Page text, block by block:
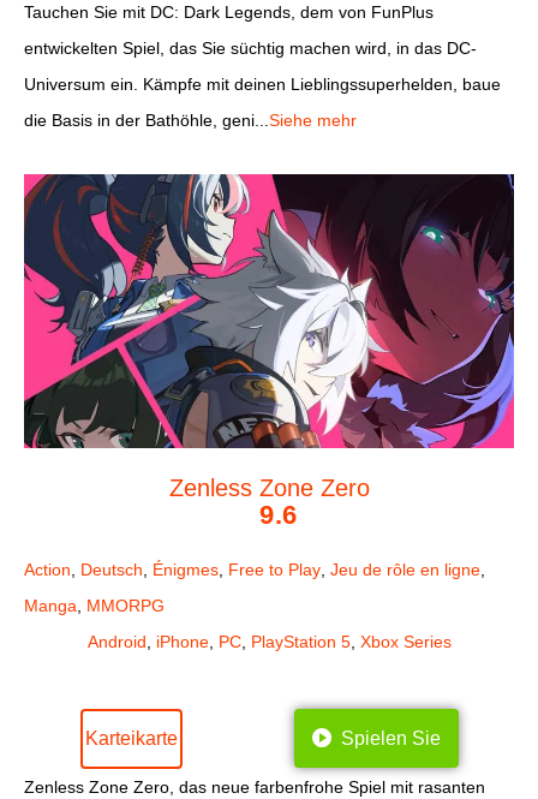
Tauchen Sie mit DC: Dark Legends, dem von FunPlus
entwickelten Spiel, das Sie süchtig machen wird, in das DC-
Universum ein. Kämpfe mit deinen Lieblingssuperhelden, baue
die Basis in der Bathöhle, geni... Siehe mehr
Zenless Zone Zero
9.6
Action Deutsch Énigmes Free to Play Jeu de rôle en ligne
Manga
MMORPG
Android
iPhone, PC, PlayStation 5, Xbox Series
Karteikarte Spielen Sie
Zenless Zone Zero, das neue farbenfrohe Spiel mit rasanten